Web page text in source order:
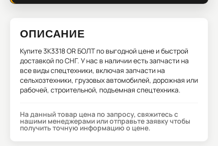
ОПИСАНИЕ
Купите3K3318 OR БОЛТпо выгодной цене и быстрой
доставкой по СНГ. У нас в наличии есть запчасти на
все виды спецтехники, включая запчасти на
сельхозтехники, грузовых автомобилей, дорожная или
рабочей, строительной, подъемная спецтехника.
На данный товар цена по запросу, свяжитесь с
нашими менеджерами или отправьте заявку чтобы
получить точную информацию о цене.